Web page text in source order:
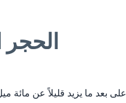
الحجر
على بعد ما يزيد قليلاً عن مائة